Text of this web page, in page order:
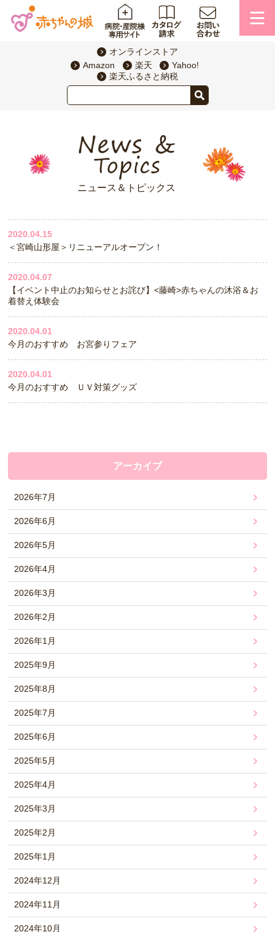
オンラインストア
Amazon
楽天
Yahoo!
楽天ふるさと納税
ニュース＆トピックス
2020.04.15
＜宮崎山形屋＞リニューアルオープン！
2020.04.07
【イベント中止のお知らせとお詫び】<藤崎>赤ちゃんの沐浴＆お
着替え体験会
2020.04.01
今月のおすすめ お宮参りフェア
2020.04.01
今月のおすすめ ＵＶ対策グッズ
アーカイブ
2026年7月
2026年6月
2026年5月
2026年4月
2026年3月
2026年2月
2026年1月
2025年9月
2025年8月
2025年7月
2025年6月
2025年5月
2025年4月
2025年3月
2025年2月
2025年1月
2024年12月
2024年11月
2024年10月